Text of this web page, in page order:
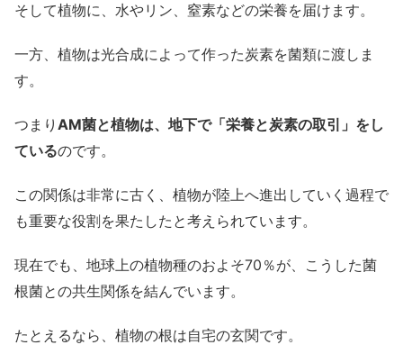
そして植物に、水やリン、窒素などの栄養を届けます。
一方、植物は光合成によって作った炭素を菌類に渡しま
す。
つまり AM菌と植物は、地下で「栄養と炭素の取引」をし
ているのです。
この関係は非常に古く、植物が陸上へ進出していく過程で
も重要な役割を果たしたと考えられています。
現在でも、地球上の植物種のおよそ70％が、こうした菌
根菌との共生関係を結んでいます。
たとえるなら、植物の根は自宅の玄関です。